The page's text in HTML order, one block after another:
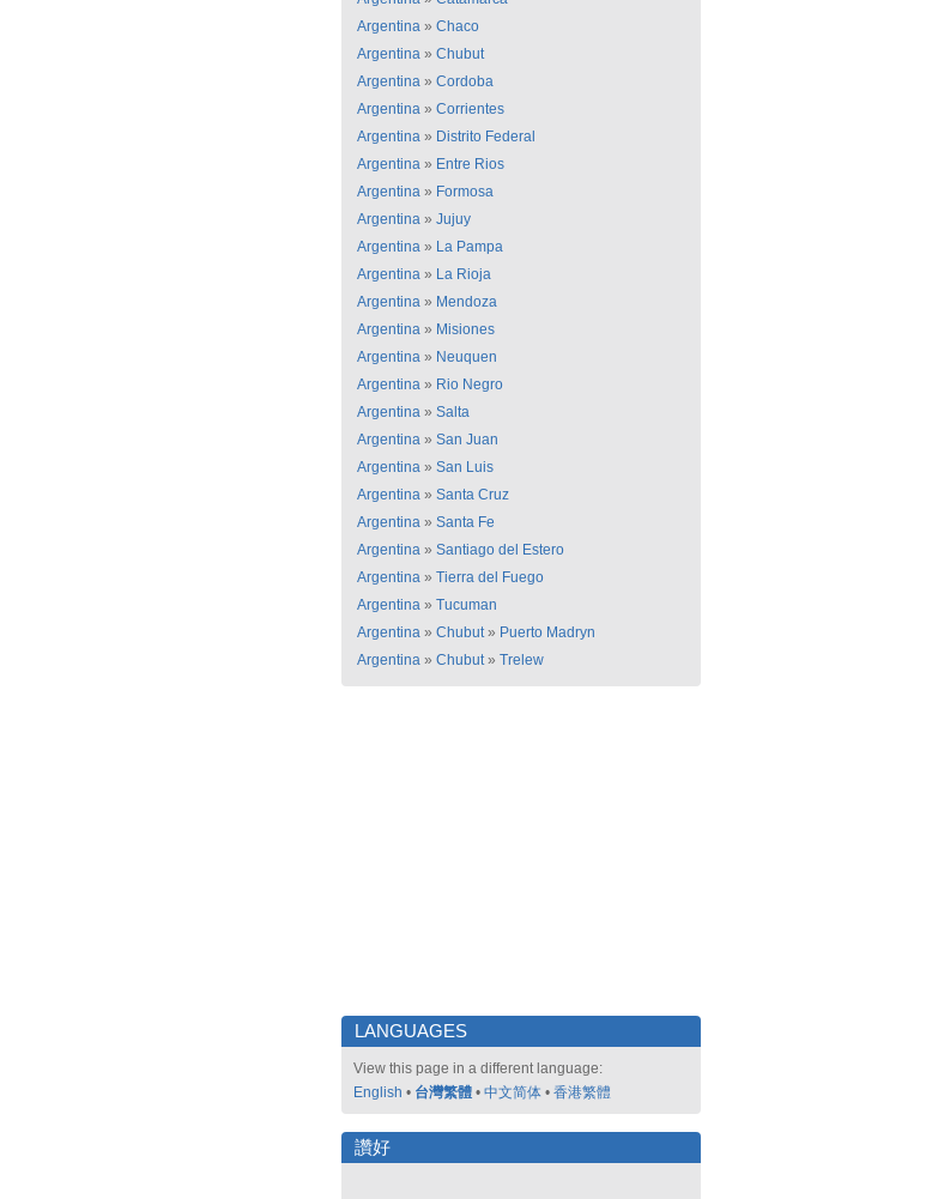
Argentina » Chaco
Argentina » Chubut
Argentina » Cordoba
Argentina » Corrientes
Argentina » Distrito Federal
Argentina » Entre Rios
Argentina » Formosa
Argentina » Jujuy
Argentina » La Pampa
Argentina » La Rioja
Argentina » Mendoza
Argentina » Misiones
Argentina » Neuquen
Argentina » Rio Negro
Argentina » Salta
Argentina » San Juan
Argentina » San Luis
Argentina » Santa Cruz
Argentina » Santa Fe
Argentina » Santiago del Estero
Argentina » Tierra del Fuego
Argentina » Tucuman
Argentina » Chubut» Puerto Madryn
Argentina » Chubut» Trelew
LANGUAGES
View this page in a different language:
English • 台灣繁體 • 中文简体 • 香港繁體
讚好